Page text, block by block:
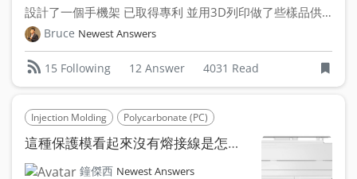
設計了一個手機架 已取得專利 並用3D列印做了些樣品供民眾...
Bruce Newest Answers
15 Following 12 Answer 4031 Read
Injection Molding Polycarbonate (PC)
這種保護模看起來沒有熔接線是怎麼做到的?
鐘傑西 Newest Answers